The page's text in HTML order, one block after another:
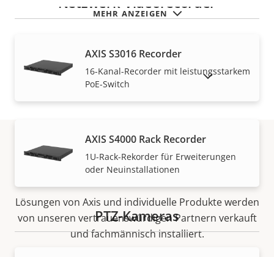
MEHR ANZEIGEN
AXIS S3016 Recorder
16-Kanal-Recorder mit leistungsstarkem
PoE-Switch
AXIS S4000 Rack Recorder
1U-Rack-Rekorder für Erweiterungen
oder Neuinstallationen
PTZ-Kameras
AUSLAUFPRODUKTE ANZEIGEN
Vertrieb
Lösungen von Axis und individuelle Produkte werden
von unseren vertrauenswürdigen Partnern verkauft
und fachmännisch installiert.